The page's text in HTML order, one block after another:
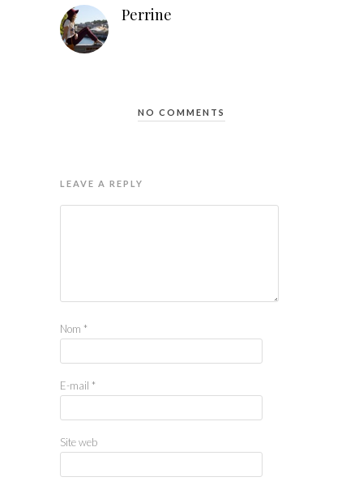
Perrine
NO COMMENTS
LEAVE A REPLY
Nom *
E-mail *
Site web